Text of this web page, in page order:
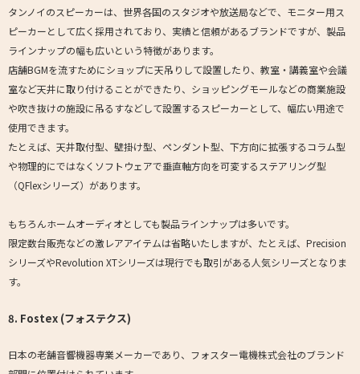
タンノイのスピーカーは、世界各国のスタジオや放送局などで、モニター用ス
ピーカーとして広く採用されており、実績と信頼があるブランドですが、製品
ラインナップの幅も広いという特徴があります。
店舗BGMを流すためにショップに天吊りして設置したり、教室・講義室や会議
室など天井に取り付けることができたり、ショッピングモールなどの商業施設
や吹き抜けの施設に吊るすなどして設置するスピーカーとして、幅広い用途で
使用できます。
たとえば、天井取付型、壁掛け型、ペンダント型、下方向に拡張するコラム型
や物理的にではなくソフトウェアで垂直軸方向を可変するステアリング型
（QFlexシリーズ）があります。
もちろんホームオーディオとしても製品ラインナップは多いです。
限定数台販売などの激レアアイテムは省略いたしますが、たとえば、Precision
シリーズやRevolution XTシリーズは現行でも取引がある人気シリーズとなりま
す。
8. Fostex (フォステクス)
日本の老舗音響機器専業メーカーであり、フォスター電機株式会社のブランド